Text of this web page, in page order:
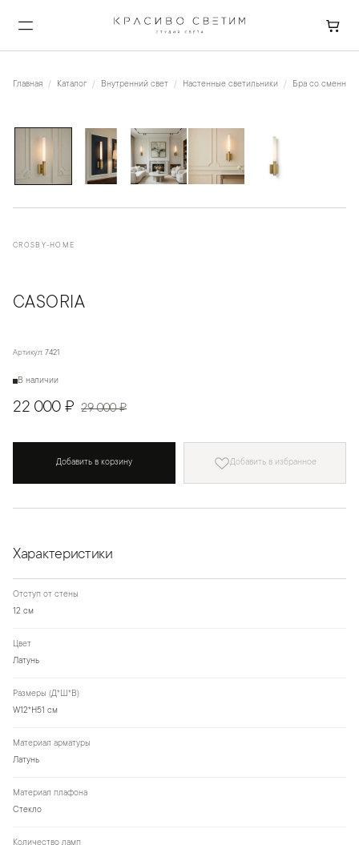
Главная Каталог Внутренний свет Настенные светильники Бра со сменной
CROSBY-HOME
CASORIA
Артикул: 7421
В наличии
22 000 ₽ 29 000 ₽
Добавить в корзину Добавить в избранное
Характеристики
Отступ от стены
12 см
Цвет
Латунь
Размеры (Д*Ш*В)
W12*H51 см
Материал арматуры
Латунь
Материал плафона
Стекло
Количество ламп